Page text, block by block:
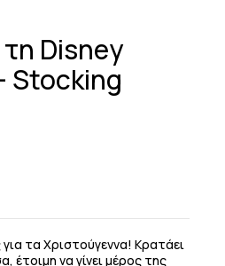
Disney
Stocking
τα Χριστούγεννα! Κρατάει
έτοιμη να γίνει μέρος της